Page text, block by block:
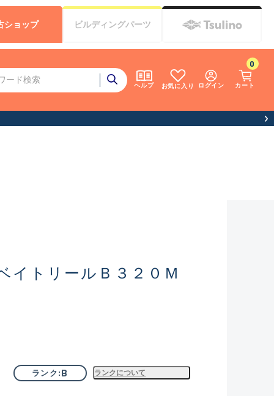
ヘルプ お気に入り ログイン カート
0
ショップ ビルディングパーツ
イトリールＢ３２０Ｍ
ランク B ランクについて